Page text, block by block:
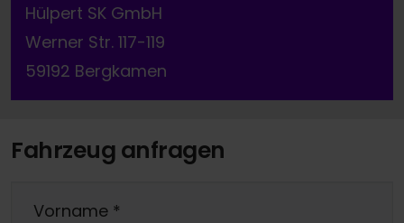
Hülpert SK GmbH
Werner Str. 117-119
59192 Bergkamen
Fahrzeug anfragen
Vorname *